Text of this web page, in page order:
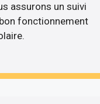
assurons un suivi
fonctionnement